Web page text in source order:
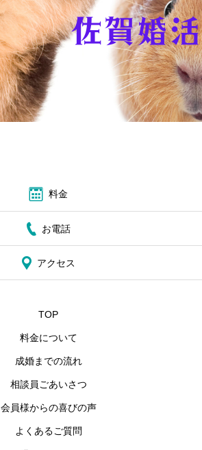
料金
お電話
アクセス
TOP
料金について
成婚までの流れ
相談員ごあいさつ
会員様からの喜びの声
よくあるご質問